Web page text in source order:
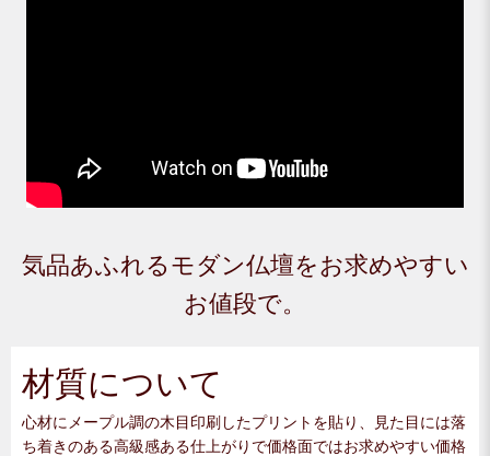
気品あふれるモダン仏壇をお求めやすい
お値段で。
材質について
心材にメープル調の木目印刷したプリントを貼り、見た目には落
ち着きのある高級感ある仕上がりで価格面ではお求めやすい価格